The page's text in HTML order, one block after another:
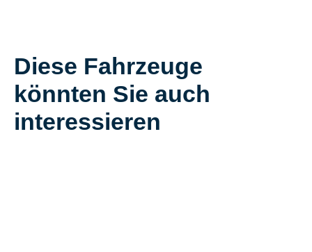
Diese Fahrzeuge
könnten Sie auch
interessieren